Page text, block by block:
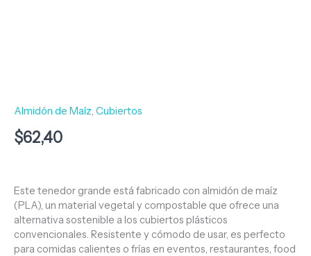
Almidón de Maíz, Cubiertos
$62,40
Este tenedor grande está fabricado con almidón de maíz
(PLA), un material vegetal y compostable que ofrece una
alternativa sostenible a los cubiertos plásticos
convencionales. Resistente y cómodo de usar, es perfecto
para comidas calientes o frías en eventos, restaurantes, food